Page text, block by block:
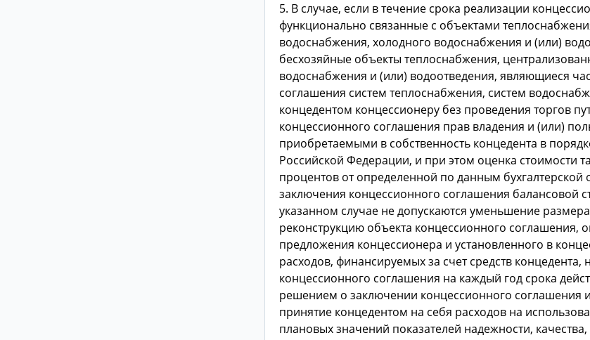
5. В случае, если в течение срока реализации
функционально связанные с объектами
водоснабжения, холодного водоснабжения и (или)
бесхозяйные объекты теплоснабжения,
водоснабжения и (или) водоотведения, являющиеся
соглашения систем теплоснабжения, систем
концедентом концессионеру без проведения торгов
концессионного соглашения прав владения и (или)
приобретаемыми в собственность концедента в
Российской Федерации, и при этом оценка стоимости
процентов от определенной по данным бухгалтерской
заключения концессионного соглашения балансовой
указанном случае не допускаются уменьшение
реконструкцию объекта концессионного соглашения,
предложения концессионера и установленного в
расходов, финансируемых за счет средств
концессионного соглашения на каждый год срока
решением о заключении концессионного соглашения
принятие концедентом на себя расходов на
плановых значений показателей надежности,